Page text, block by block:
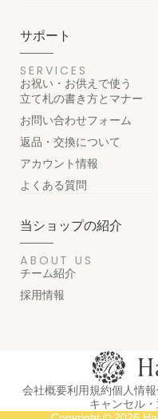
サポート
SERVICES
お祝い・お供えで使う
立て札の書き方とマナー
お問い合わせフォーム
返品・交換について
アカウント情報
よくある質問
当ショップの紹介
ABOUT US
チーム紹介
採用情報
会社概要利用規約個人情
キャンセル